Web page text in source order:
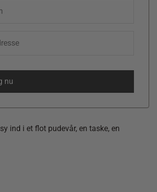
ind i et flot pudevår, en taske, en